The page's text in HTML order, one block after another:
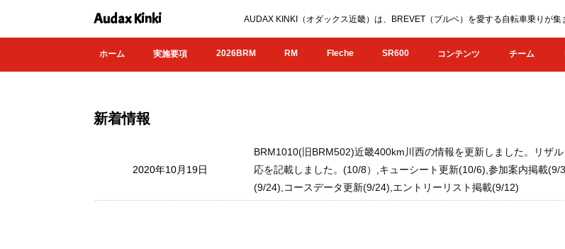
Audax Kinki AUDAX KINKI（オダックス近畿）は、BREVET（ブルベ）を愛する自転車乗りが
ホーム 実施要項 2026BRM RM Fleche SR600 コンテンツ チーム
新着情報
2020年10月19日
BRM1010(旧BRM502)近畿400km川西の情報を更新しました。リザ
応を記載しました。(10/8）,キューシート更新(10/6),参加案内掲載
(9/24),コースデータ更新(9/24),エントリーリスト掲載(9/12)